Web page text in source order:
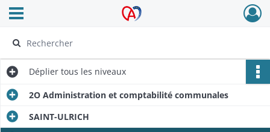
Archives Alsace - Colmar
Ouvrir le menu déroulant
Déplier tous les niveaux
2O Administration et comptabilité communales
SAINT-ULRICH